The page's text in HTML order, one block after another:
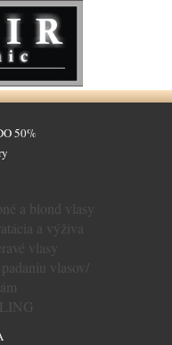
50%
a blond vlasy
a výživa
vlasy
vlasov/